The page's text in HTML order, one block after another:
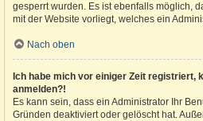
gesperrt wurden. Es ist ebenfalls möglich,
mit der Website vorliegt, welches ein
Nach oben
Ich habe mich vor einiger Zeit registriert,
anmelden?!
Es kann sein, dass ein Administrator Ihr
Gründen deaktiviert oder gelöscht hat.